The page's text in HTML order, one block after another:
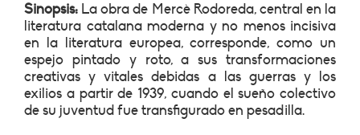
Sinopsis: La obra de Mercè Rodoreda, central en la
literatura catalana moderna y no menos incisiva
en la literatura europea, corresponde, como un
espejo pintado y roto, a sus transformaciones
creativas y vitales debidas a las guerras y los
exilios a partir de 1939, cuando el sueño colectivo
de su juventud fue transﬁgurado en pesadilla.